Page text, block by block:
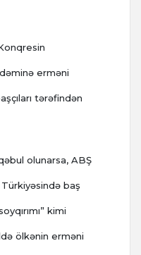
erməni
tərəfindən
olunarsa, ABŞ
baş
kimi
ölkənin erməni